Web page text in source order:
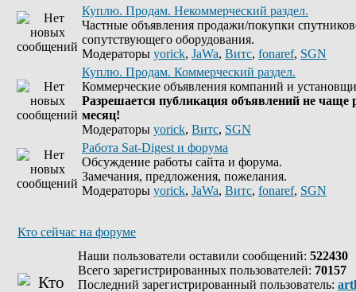
Куплю. Продам. Некоммерческий раздел.
Частные объявления продажи/покупки
сопутствующего оборудования.
Модераторы yorick, JaWa, Витс, fonaref, SGN
Куплю. Продам. Коммерческий раздел.
Коммерческие объявления компаний и
Разрешается публикация объявлений не чаще
месяц!
Модераторы yorick, Витс, SGN
Работа Sat-Digest и форума
Обсуждение работы сайта и форума.
Замечания, предложения, пожелания.
Модераторы yorick, JaWa, Витс, fonaref, SGN
Кто сейчас на форуме
Наши пользователи оставили сообщений: 522430
Всего зарегистрированных пользователей: 70157
Последний зарегистрированный пользователь: